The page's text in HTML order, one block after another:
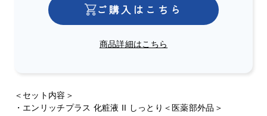
ご購入はこちら
商品詳細はこちら
＜セット内容＞
・エンリッチプラス 化粧液 II しっとり＜医薬部外品＞